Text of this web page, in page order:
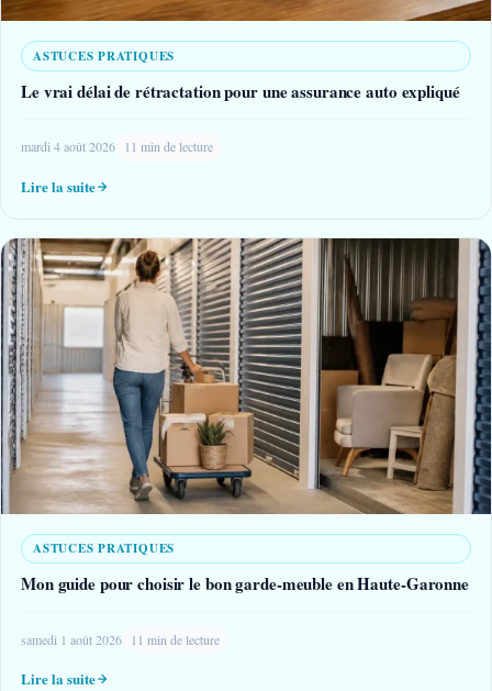
ASTUCES PRATIQUES
Le vrai délai de rétractation pour une assurance auto expliqué
mardi 4 août 2026 11 min de lecture
Lire la suite
ASTUCES PRATIQUES
Mon guide pour choisir le bon garde-meuble en Haute-Garonne
samedi 1 août 2026 11 min de lecture
Lire la suite